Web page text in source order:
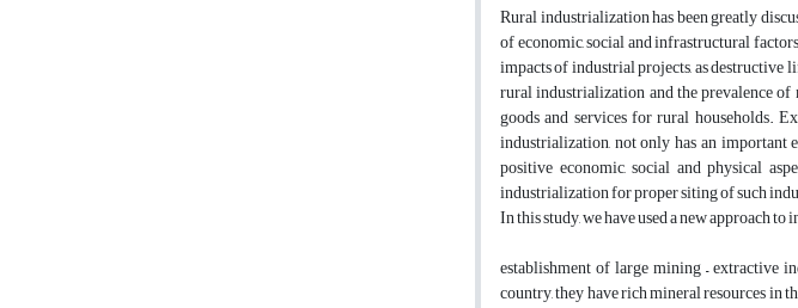
Rural industrialization has been greatly
of economic, social and infrastructural
impacts of industrial projects, as destructive
rural industrialization and the prevalence
goods and services for rural households.
industrialization, not only has an
positive economic, social and physical
industrialization for proper siting of such
In this study, we have used a new approach
establishment of large mining – extractive
country, they have rich mineral resources